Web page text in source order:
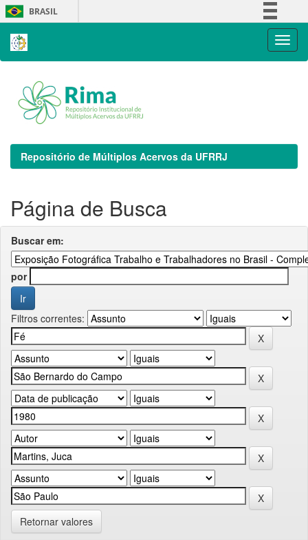
Skip
navigation
BRASIL
Repositório de Múltiplos Acervos da UFRRJ
Página de Busca
Buscar em:
por
Filtros correntes:
Retornar valores